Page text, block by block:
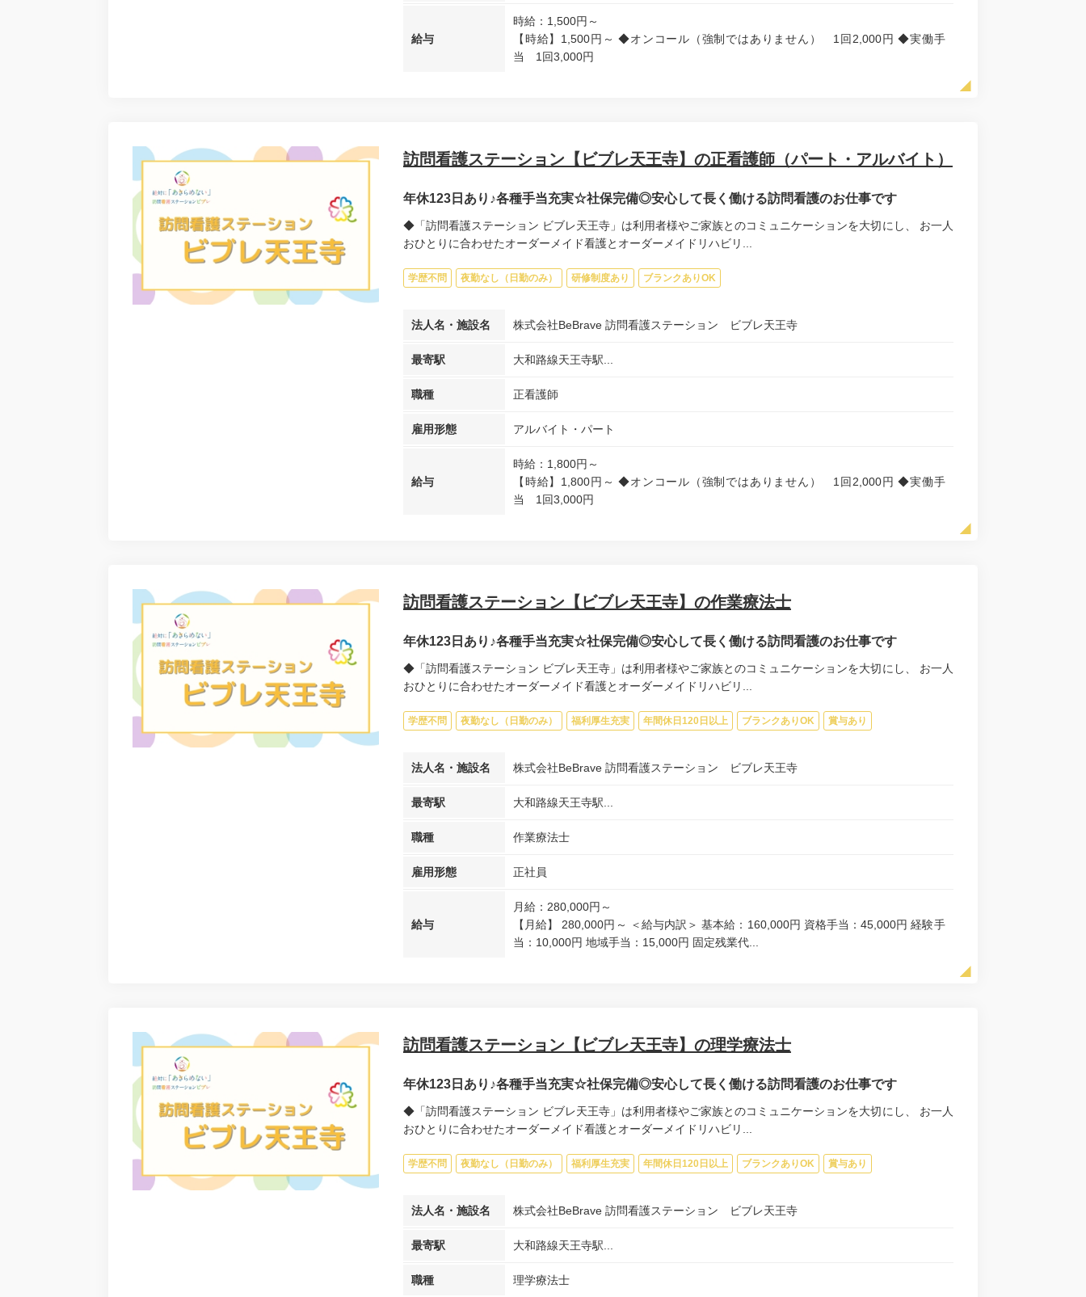
給与
時給：1,500円～
【時給】1,500円～ ◆オンコール（強制ではありません） 1回2,000円 ◆実働手
当 1回3,000円
訪問看護ステーション【ビブレ天王寺】の正看護師（パート・アルバイト）
年休123日あり♪各種手当充実☆社保完備◎安心して長く働ける訪問看護のお仕事です
◆「訪問看護ステーション ビブレ天王寺」は利用者様やご家族とのコミュニケーションを大切にし、 お一人
おひとりに合わせたオーダーメイド看護とオーダーメイドリハビリ...
学歴不問 夜勤なし（日勤のみ） 研修制度あり ブランクありOK
法人名・施設名 株式会社BeBrave 訪問看護ステーション ビブレ天王寺
最寄駅 大和路線天王寺駅...
職種 正看護師
雇用形態 アルバイト・パート
給与
時給：1,800円～
【時給】1,800円～ ◆オンコール（強制ではありません） 1回2,000円 ◆実働手
当 1回3,000円
訪問看護ステーション【ビブレ天王寺】の作業療法士
年休123日あり♪各種手当充実☆社保完備◎安心して長く働ける訪問看護のお仕事です
◆「訪問看護ステーション ビブレ天王寺」は利用者様やご家族とのコミュニケーションを大切にし、 お一人
おひとりに合わせたオーダーメイド看護とオーダーメイドリハビリ...
学歴不問 夜勤なし（日勤のみ） 福利厚生充実 年間休日120日以上 ブランクありOK 賞与あり
法人名・施設名 株式会社BeBrave 訪問看護ステーション ビブレ天王寺
最寄駅 大和路線天王寺駅...
職種 作業療法士
雇用形態 正社員
給与
月給：280,000円～
【月給】 280,000円～ ＜給与内訳＞ 基本給：160,000円 資格手当：45,000円 経験手
当：10,000円 地域手当：15,000円 固定残業代...
訪問看護ステーション【ビブレ天王寺】の理学療法士
年休123日あり♪各種手当充実☆社保完備◎安心して長く働ける訪問看護のお仕事です
◆「訪問看護ステーション ビブレ天王寺」は利用者様やご家族とのコミュニケーションを大切にし、 お一人
おひとりに合わせたオーダーメイド看護とオーダーメイドリハビリ...
学歴不問 夜勤なし（日勤のみ） 福利厚生充実 年間休日120日以上 ブランクありOK 賞与あり
法人名・施設名 株式会社BeBrave 訪問看護ステーション ビブレ天王寺
最寄駅 大和路線天王寺駅...
職種 理学療法士